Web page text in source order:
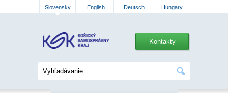
Slovensky English Deutsch Hungary
Kontakty